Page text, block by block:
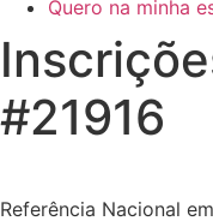
Quero na minha
#21916
Referência Nacional